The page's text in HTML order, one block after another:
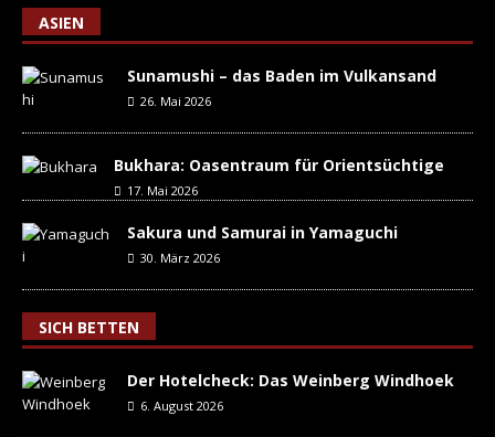
ASIEN
Sunamushi – das Baden im Vulkansand
26. Mai 2026
Bukhara: Oasentraum für Orientsüchtige
17. Mai 2026
Sakura und Samurai in Yamaguchi
30. März 2026
SICH BETTEN
Der Hotelcheck: Das Weinberg Windhoek
6. August 2026